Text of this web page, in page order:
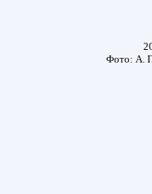
Фото: А.